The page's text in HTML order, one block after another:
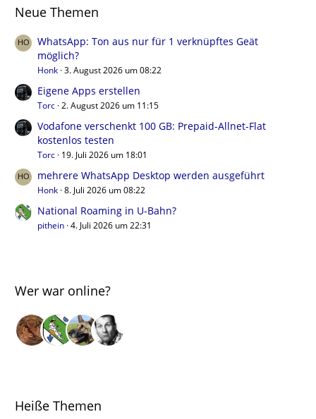
Neue Themen
WhatsApp: Ton aus nur für 1 verknüpftes Geät
möglich?
Honk 3. August 2026 um 08:22
Eigene Apps erstellen
Torc 2. August 2026 um 11:15
Vodafone verschenkt 100 GB: Prepaid-Allnet-Flat
kostenlos testen
Torc 19. Juli 2026 um 18:01
mehrere WhatsApp Desktop werden ausgeführt
Honk 8. Juli 2026 um 08:22
National Roaming in U-Bahn?
pithein 4. Juli 2026 um 22:31
Wer war online?
Heiße Themen